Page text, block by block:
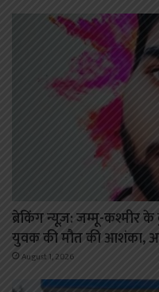
ब्रेकिंग न्यूज़: जम्मू-
युवक की मौत की आशंका,
August 1, 2026